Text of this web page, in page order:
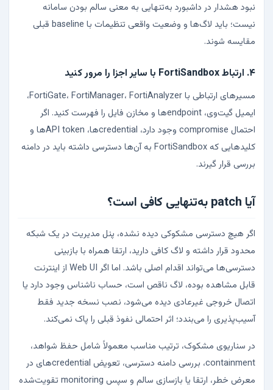
نبود هشدار در داشبورد به‌تنهایی به معنی سالم بودن سامانه
نیست؛ باید لاگ‌ها و وضعیت واقعی تنظیمات با baseline قبلی
مقایسه شوند.
۴. ارتباط FortiSandbox با سایر اجزا را مرور کنید
مسیرهای ارتباطی با FortiGate، FortiManager، FortiAnalyzer،
ایمیل گیت‌وی، endpointها و مخازن فایل را فهرست کنید. اگر
احتمال compromise وجود دارد، credentialها، API tokenها و
کلیدهایی که FortiSandbox به آن‌ها دسترسی داشته باید در دامنه
بررسی قرار گیرند.
آیا patch به‌تنهایی کافی است؟
اگر هیچ دسترسی مشکوکی دیده نشده، پنل مدیریت در یک شبکه
محدود قرار داشته و لاگ کافی دارید، ارتقا همراه با بازبینی
دسترسی‌ها می‌تواند اقدام اصلی باشد. اما اگر Web UI از اینترنت
قابل مشاهده بوده، لاگ ناقص است، حساب ناشناس وجود دارد یا
اتصال خروجی غیرعادی دیده می‌شود، نصب نسخه جدید فقط
آسیب‌پذیری را می‌بندد؛ اثر احتمالی نفوذ قبلی را پاک نمی‌کند.
در سناریوی مشکوک، ترتیب مناسب معمولاً شامل حفظ شواهد،
containment، بررسی دامنه دسترسی، تعویض credentialهای در
معرض خطر، ارتقا یا بازسازی سالم و سپس monitoring تقویت‌شده